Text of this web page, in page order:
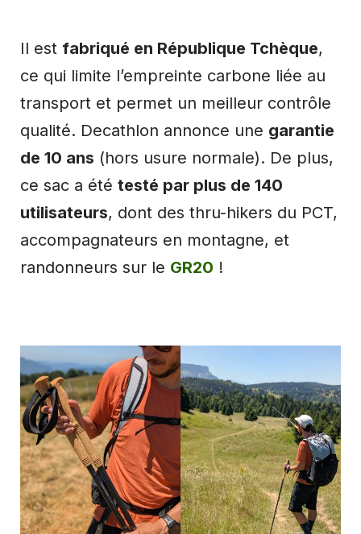
Il est fabriqué en République Tchèque,
ce qui limite l’empreinte carbone liée au
transport et permet un meilleur contrôle
qualité. Decathlon annonce une garantie
de 10 ans (hors usure normale). De plus,
ce sac a été testé par plus de 140
utilisateurs, dont des thru-hikers du PCT,
accompagnateurs en montagne, et
randonneurs sur le GR20 !